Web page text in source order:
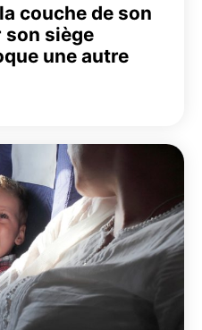
couche de son
siège
une autre